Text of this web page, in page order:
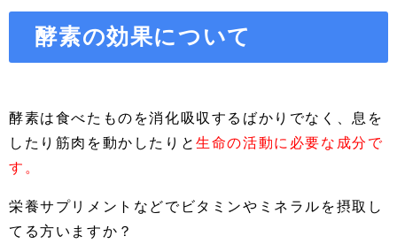
酵素の効果について
酵素は食べたものを消化吸収するばかりでなく、息を
したり筋肉を動かしたりと生命の活動に必要な成分で
す。
栄養サプリメントなどでビタミンやミネラルを摂取し
てる方いますか？